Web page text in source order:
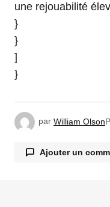
une rejouabilité
}
}
]
}
par William Olson
Ajouter un